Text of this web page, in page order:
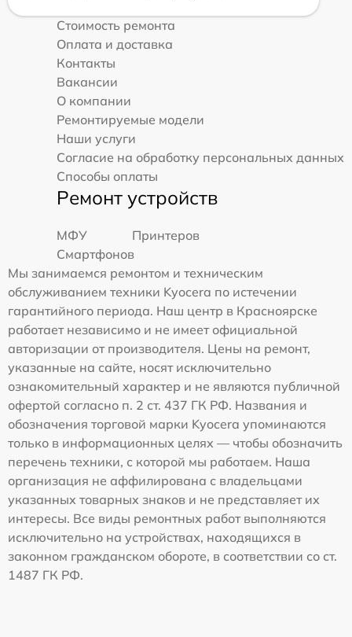
Стоимость ремонта
Оплата и доставка
Контакты
Вакансии
О компании
Ремонтируемые модели
Наши услуги
Согласие на обработку персональных данных
Способы оплаты
Ремонт устройств
МФУ
Принтеров
Смартфонов
Мы занимаемся ремонтом и техническим
обслуживанием техники Kyocera по истечении
гарантийного периода. Наш центр в Красноярске
работает независимо и не имеет официальной
авторизации от производителя. Цены на ремонт,
указанные на сайте, носят исключительно
ознакомительный характер и не являются публичной
офертой согласно п. 2 ст. 437 ГК РФ. Названия и
обозначения торговой марки Kyocera упоминаются
только в информационных целях — чтобы обозначить
перечень техники, с которой мы работаем. Наша
организация не аффилирована с владельцами
указанных товарных знаков и не представляет их
интересы. Все виды ремонтных работ выполняются
исключительно на устройствах, находящихся в
законном гражданском обороте, в соответствии со ст.
1487 ГК РФ.